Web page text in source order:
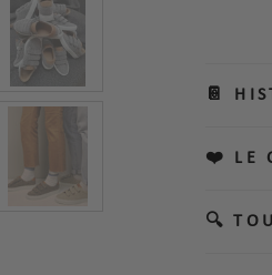
📔
❤️ LE
🔍